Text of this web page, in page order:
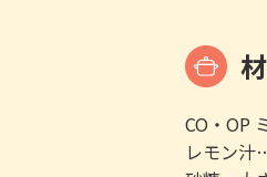
CO・OP
レモン汁